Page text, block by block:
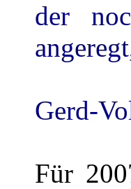
der
Gerd-
Für